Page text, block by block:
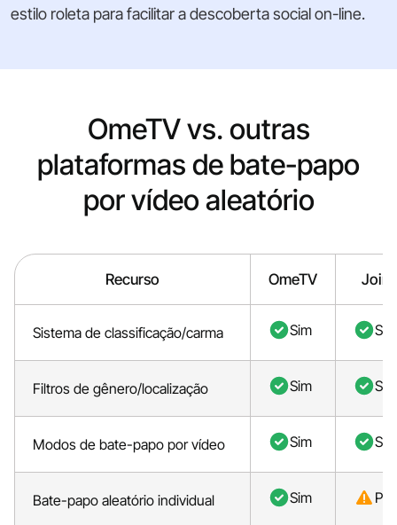
estilo roleta para facilitar a descoberta social on-line.
OmeTV vs. outras
plataformas de bate-papo
por vídeo aleatório
Recurso OmeTV
Sistema de classificação/carma Sim Sim
Filtros de gênero/localização Sim Sim
Modos de bate-papo por vídeo Sim Sim
Bate-papo aleatório individual Sim